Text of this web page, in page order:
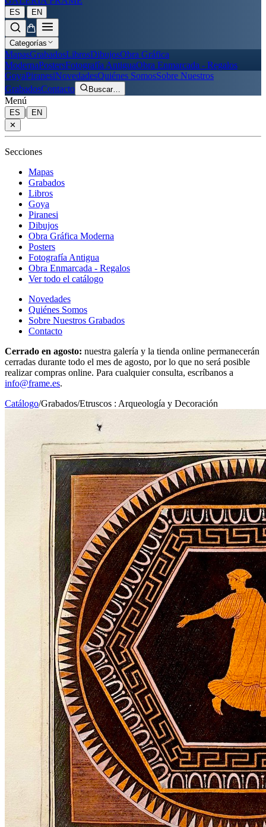
ES | EN
Categorías
MapasGrabadosLibrosDibujosObra Gráfica
ModernaPostersFotografía AntiguaObra Enmarcada - Regalos
GoyaPiranesiNovedadesQuiénes SomosSobre Nuestros
GrabadosContacto Buscar…
Menú
ES |
EN
✕
Secciones
Mapas
Grabados
Libros
Goya
Piranesi
Dibujos
Obra Gráfica Moderna
Posters
Fotografía Antigua
Obra Enmarcada - Regalos
Ver todo el catálogo
Novedades
Quiénes Somos
Sobre Nuestros Grabados
Contacto
Cerrado en agosto: nuestra galería y la tienda online permanecerán
cerradas durante todo el mes de agosto, por lo que no será posible
realizar compras online. Para cualquier consulta, escríbanos a
info@frame.es.
Catálogo/Grabados/Etruscos : Arqueología y Decoración